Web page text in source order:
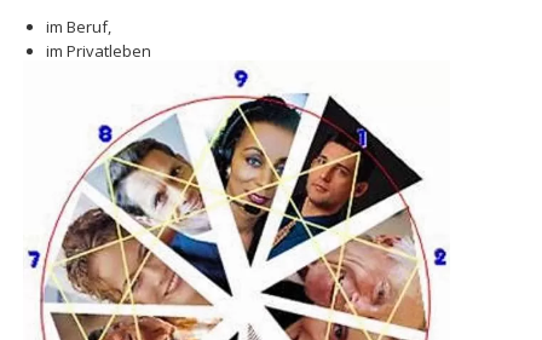
im Beruf,
im Privatleben
und lernen Sich und die Anderen besser verstehen.